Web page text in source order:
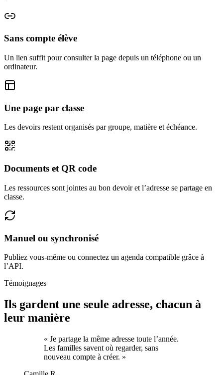
Sans compte élève
Un lien suffit pour consulter la page depuis un téléphone ou un
ordinateur.
Une page par classe
Les devoirs restent organisés par groupe, matière et échéance.
Documents et QR code
Les ressources sont jointes au bon devoir et l’adresse se partage en
classe.
Manuel ou synchronisé
Publiez vous-même ou connectez un agenda compatible grâce à
l’API.
Témoignages
Ils gardent une seule adresse, chacun à
leur manière
« Je partage la même adresse toute l’année.
Les familles savent où regarder, sans
nouveau compte à créer. »